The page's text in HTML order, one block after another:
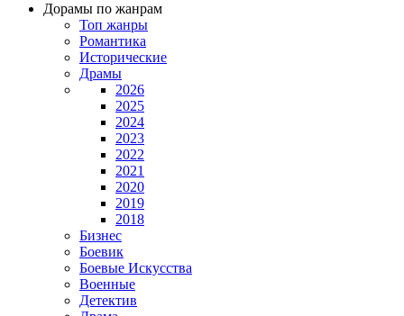
Дорамы по жанрам
Топ жанры
Романтика
Исторические
Драмы
2026
2025
2024
2023
2022
2021
2020
2019
2018
Бизнес
Боевик
Боевые Искусства
Военные
Детектив